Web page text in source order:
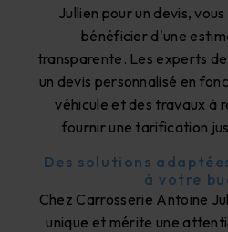
Jullien pour un devis,
bénéficier d'une
transparente. Les experts
un devis personnalisé en
véhicule et des travaux à
fournir une tarification
Des solutions
à votre
Chez Carrosserie Antoine
unique et mérite une